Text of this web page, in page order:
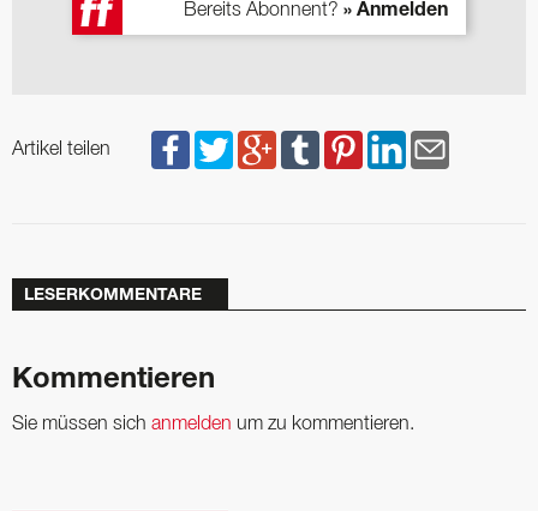
Bereits Abonnent? » Anmelden
Artikel teilen
LESERKOMMENTARE
Kommentieren
Sie müssen sich anmelden um zu kommentieren.